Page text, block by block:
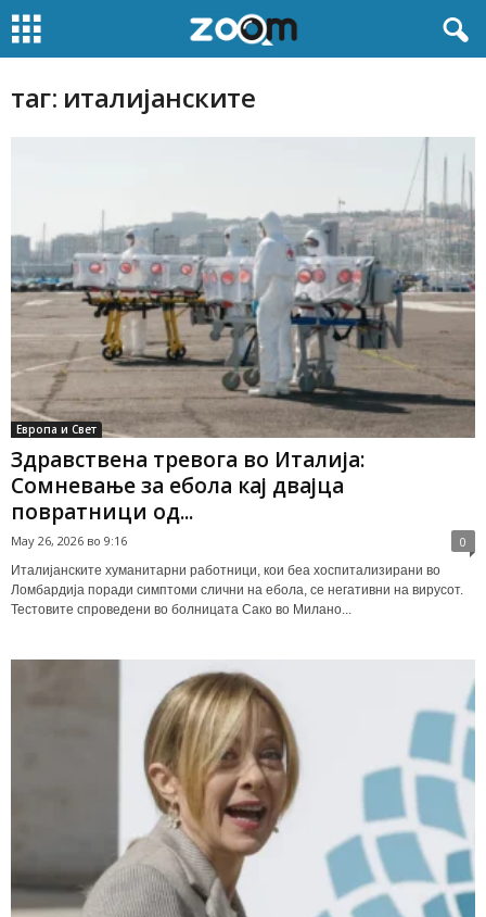
таг: италијанските
Европа и Свет
Здравствена тревога во Италија:
Сомневање за ебола кај двајца
повратници од...
May 26, 2026 во 9:16 0
Италијанските хуманитарни работници, кои беа хоспитализирани во
Ломбардија поради симптоми слични на ебола, се негативни на вирусот.
Тестовите спроведени во болницата Сако во Милано...